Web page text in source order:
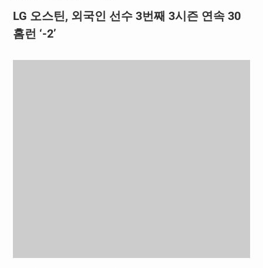
LG 오스틴, 외국인 선수 3번째 3시즌 연속 30
홈런 ‘-2’